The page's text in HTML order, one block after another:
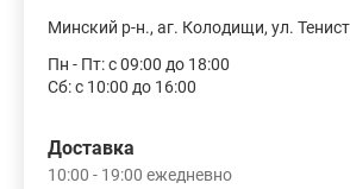
Минский р-н., аг. Колодищи, ул.
Пн - Пт: с 09:00 до 18:00
Сб: с 10:00 до 16:00
Доставка
10:00 - 19:00 ежедневно